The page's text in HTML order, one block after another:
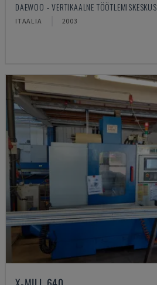
DAEWOO - VERTIKAALNE TÖÖTLEMISKESKUS
ITAALIA 2003